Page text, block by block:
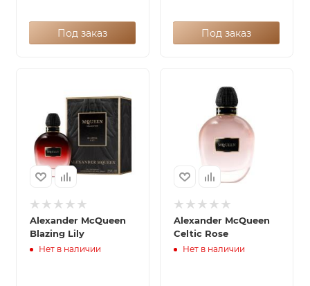
Под заказ Под заказ
Alexander McQueen
Blazing Lily
Нет в наличии
Alexander McQueen
Celtic Rose
Нет в наличии